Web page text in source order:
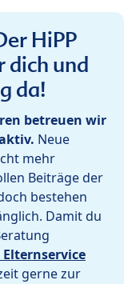
HiPP
dich und
da!
betreuen wir
Neue
mehr
Beiträge der
bestehen
Damit du
Elternservice
gerne zur